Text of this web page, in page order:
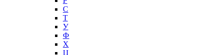
С
Т
У
Ф
Х
Ц